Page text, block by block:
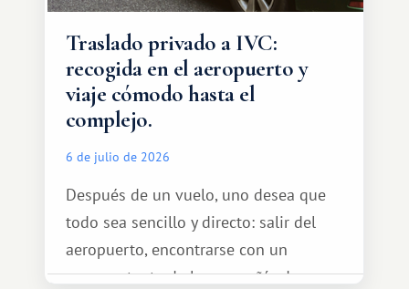
Traslado privado a IVC:
recogida en el aeropuerto y
viaje cómodo hasta el
complejo.
6 de julio de 2026
Después de un vuelo, uno desea que
todo sea sencillo y directo: salir del
aeropuerto, encontrarse con un
representante de la compañía de